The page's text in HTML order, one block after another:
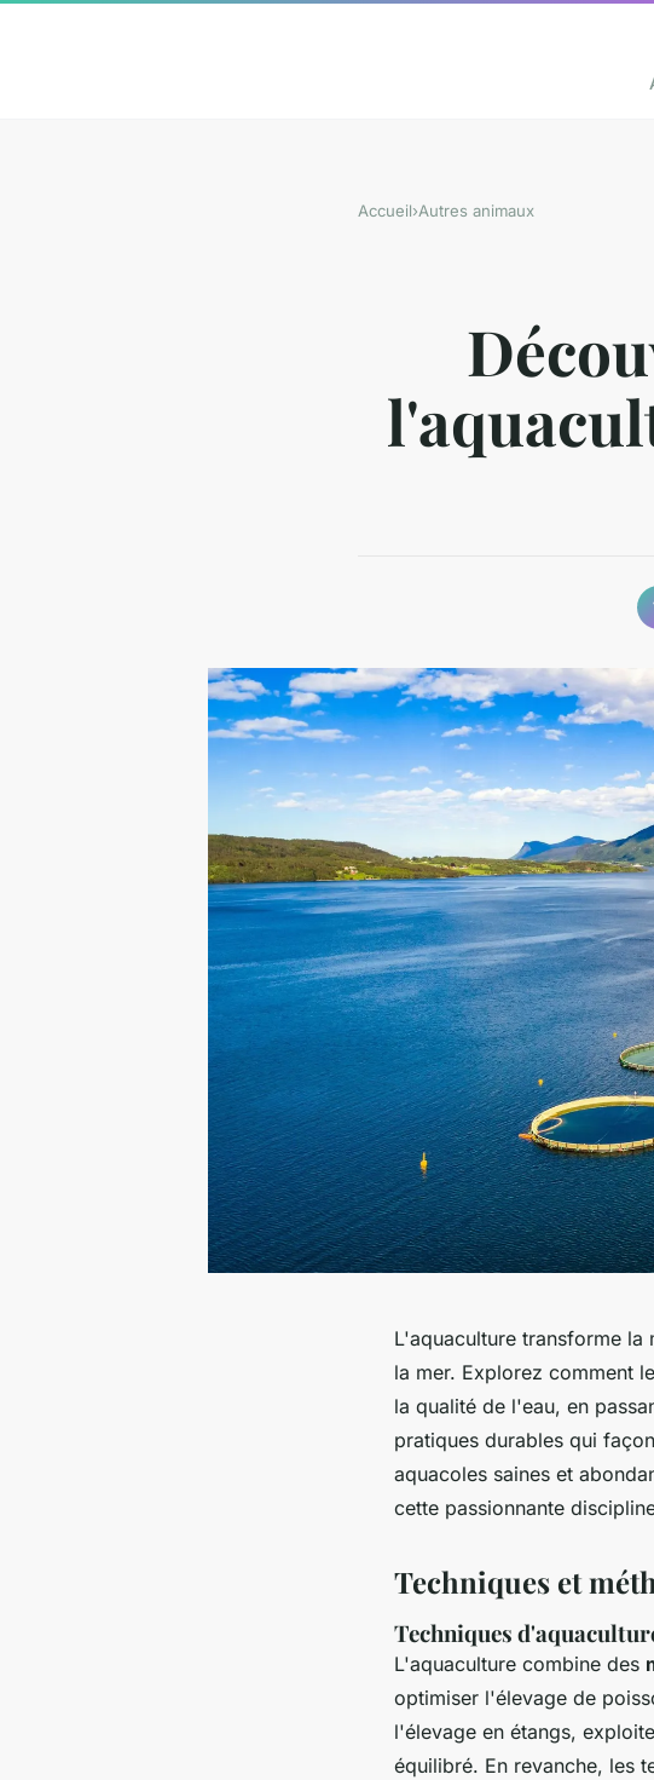
Accueil›Autres animaux
L'aquaculture transforme
la mer. Explorez comment
la qualité de l'eau, en
pratiques durables qui
aquacoles saines et
cette passionnante
Techniques et
Techniques
L'aquaculture combine des
optimiser l'élevage de
l'élevage en étangs,
équilibré. En revanche, les